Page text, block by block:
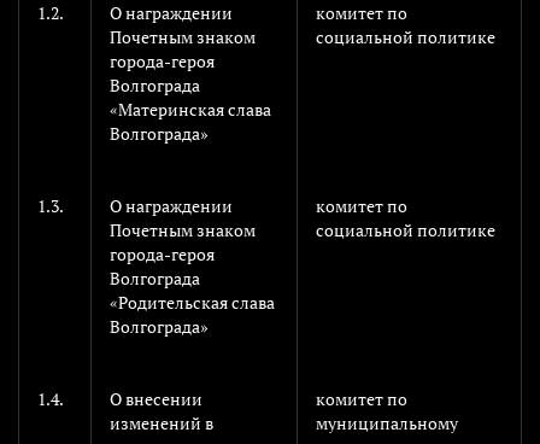
1.2.
О награждении
Почетным знаком
города-героя
Волгограда
«Материнская слава
Волгограда»
комитет по
социальной политике
1.3.
О награждении
Почетным знаком
города-героя
Волгограда
«Родительская слава
Волгограда»
комитет по
социальной политике
1.4.
О внесении
изменений в
комитет по
муниципальному